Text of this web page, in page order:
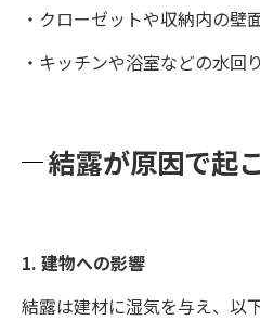
・クローゼットや収納内の壁面
・キッチンや浴室などの水回り
結露が原因で起
1. 建物への影響
結露は建材に湿気を与え、以